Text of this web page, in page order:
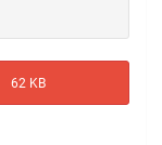
62 KB